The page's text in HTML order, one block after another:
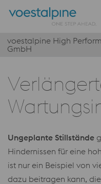
voestalpine High
GmbH
Ungeplante Stillstände
Hindernissen für eine
ist nur ein Beispiel von
dazu beitragen kann,